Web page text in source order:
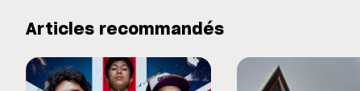
Articles recommandés